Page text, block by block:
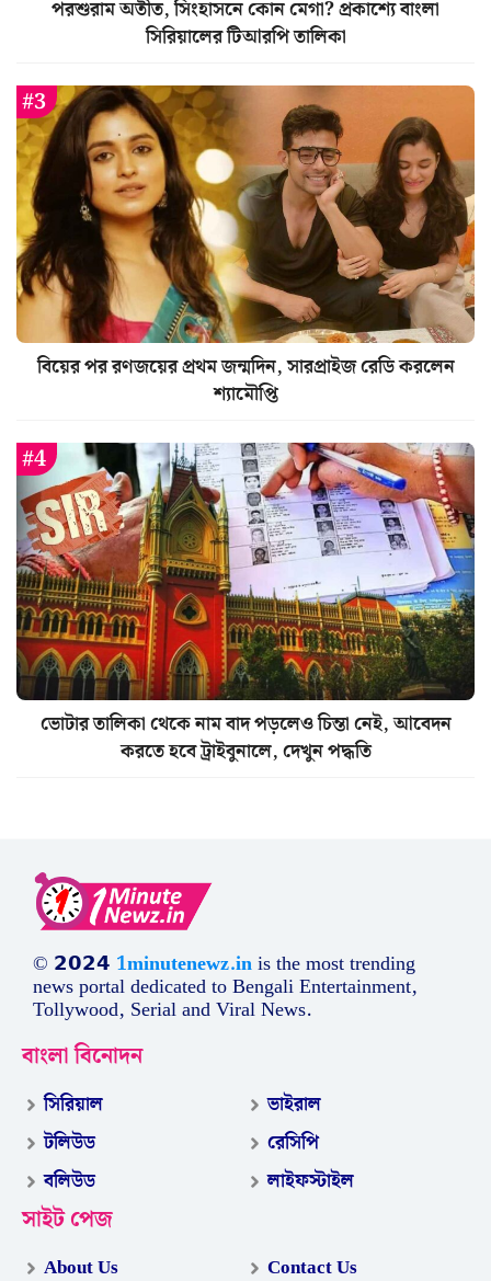
পরশুরাম অতীত, সিংহাসনে কোন মেগা? প্রকাশ্যে বাংলা
সিরিয়ালের টিআরপি তালিকা
বিয়ের পর রণজয়ের প্রথম জন্মদিন, সারপ্রাইজ রেডি করলেন
শ্যামৌপ্তি
ভোটার তালিকা থেকে নাম বাদ পড়লেও চিন্তা নেই, আবেদন
করতে হবে ট্রাইবুনালে, দেখুন পদ্ধতি
© 𝟮𝟬𝟮𝟰 1minutenewz.inis the most trending
news portal dedicated to Bengali Entertainment,
Tollywood, Serial and Viral News.
বাংলা বিনোদন
সিরিয়াল
টলিউড
বলিউড
ভাইরাল
রেসিপি
লাইফস্টাইল
সাইট পেজ
About Us Contact Us